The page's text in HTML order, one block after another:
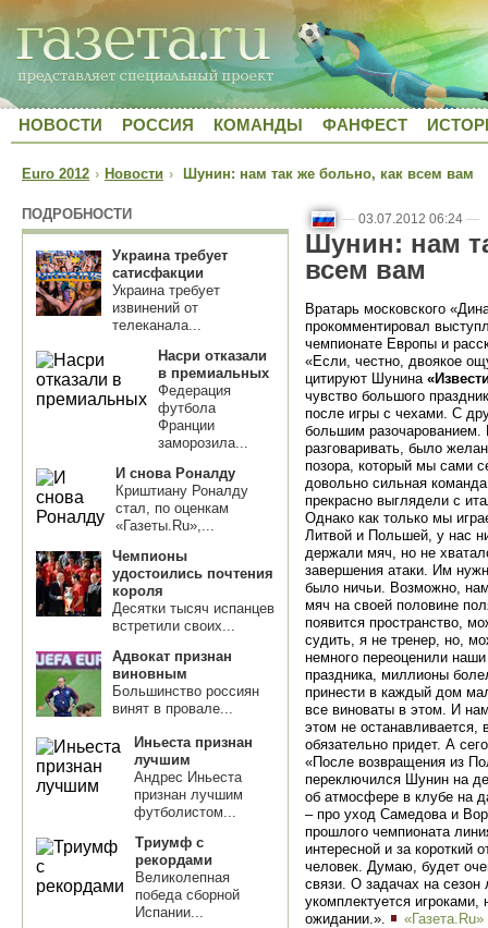
НОВОСТИ РОССИЯ КОМАНДЫ ФАНФЕСТ
Euro 2012 › Новости › Шунин: нам так же больно, как всем вам
ПОДРОБНОСТИ
Украина требует
сатисфакции
Украина требует
извинений от
телеканала...
Насри отказали
в премиальных
Федерация
футбола
Франции
заморозила...
И снова Роналду
Криштиану Роналду
стал, по оценкам
«Газеты.Ru»,...
Чемпионы
удостоились почтения
короля
Десятки тысяч испанцев
встретили своих...
Адвокат признан
виновным
Большинство россиян
винят в провале...
Иньеста признан
лучшим
Андрес Иньеста
признан лучшим
футболистом...
Триумф с
рекордами
Великолепная
победа сборной
Испании...
— 03.07.2012 06:24 —
Шунин: нам
всем вам
Вратарь московского
прокомментировал
чемпионате Европы и
«Если, честно, двоякое
цитируют Шунина
чувство большого
после игры с чехами. С
большим разочарованием.
разговаривать, было
позора, который мы сами
довольно сильная
прекрасно выглядели с
Однако как только мы
Литвой и Польшей, у нас
держали мяч, но не
завершения атаки. Им
было ничьи. Возможно,
мяч на своей половине
появится пространство,
судить, я не тренер, но,
немного переоценили
праздника, миллионы
принести в каждый дом
все виноваты в этом. И
этом не останавливается,
обязательно придет. А
«После возвращения из
переключился Шунин на
об атмосфере в клубе на
– про уход Самедова и
прошлого чемпионата
интересной и за короткий
человек. Думаю, будет
связи. О задачах на сезон
укомплектуется
ожидании.».
«Газета.Ru»